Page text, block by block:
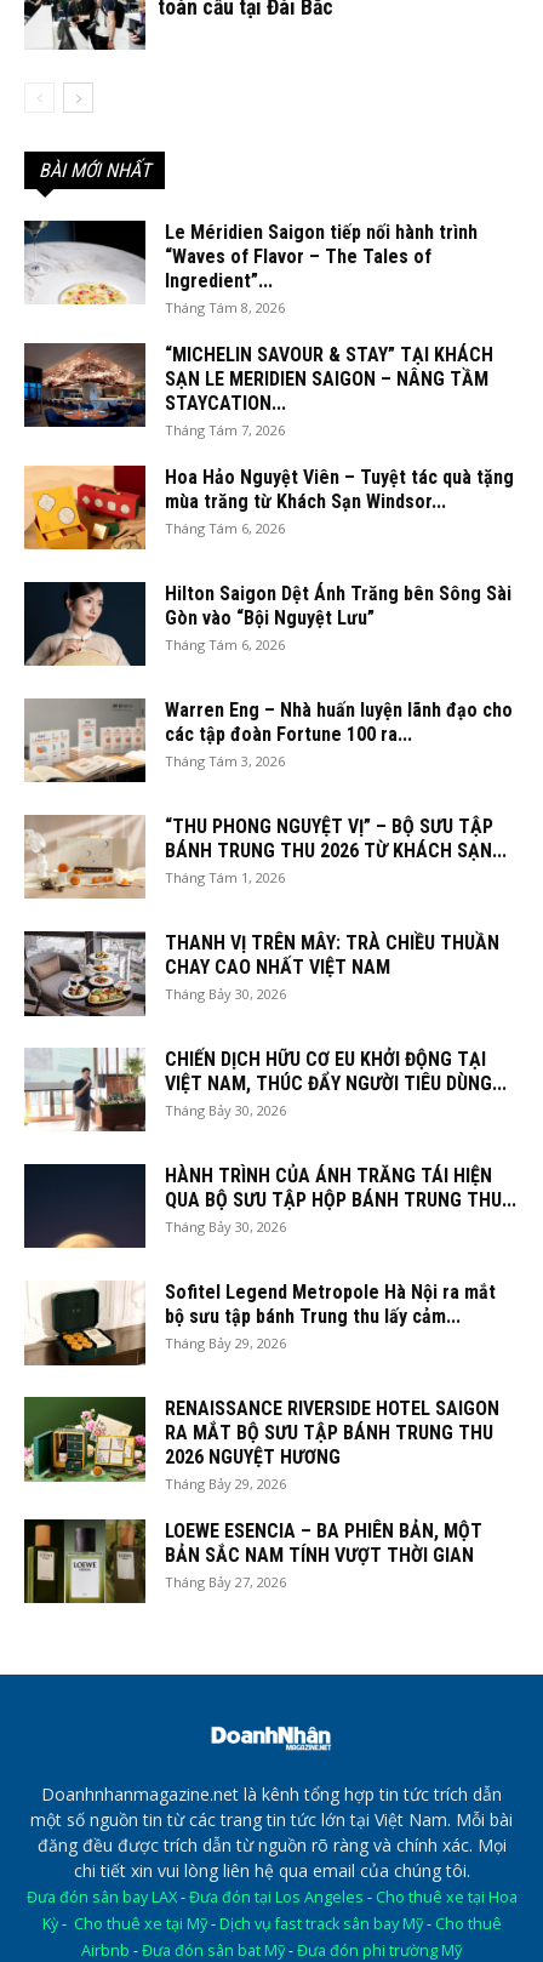
toàn cầu tại Đài Bắc
BÀI MỚI NHẤT
Le Méridien Saigon tiếp nối hành trình
“Waves of Flavor – The Tales of
Ingredient”...
Tháng Tám 8, 2026
“MICHELIN SAVOUR & STAY” TẠI KHÁCH
SẠN LE MERIDIEN SAIGON – NÂNG TẦM
STAYCATION...
Tháng Tám 7, 2026
Hoa Hảo Nguyệt Viên – Tuyệt tác quà tặng
mùa trăng từ Khách Sạn Windsor...
Tháng Tám 6, 2026
Hilton Saigon Dệt Ánh Trăng bên Sông Sài
Gòn vào “Bội Nguyệt Lưu”
Tháng Tám 6, 2026
Warren Eng – Nhà huấn luyện lãnh đạo cho
các tập đoàn Fortune 100 ra...
Tháng Tám 3, 2026
“THU PHONG NGUYỆT VỊ” – BỘ SƯU TẬP
BÁNH TRUNG THU 2026 TỪ KHÁCH SẠN...
Tháng Tám 1, 2026
THANH VỊ TRÊN MÂY: TRÀ CHIỀU THUẦN
CHAY CAO NHẤT VIỆT NAM
Tháng Bảy 30, 2026
CHIẾN DỊCH HỮU CƠ EU KHỞI ĐỘNG TẠI
VIỆT NAM, THÚC ĐẨY NGƯỜI TIÊU DÙNG...
Tháng Bảy 30, 2026
HÀNH TRÌNH CỦA ÁNH TRĂNG TÁI HIỆN
QUA BỘ SƯU TẬP HỘP BÁNH TRUNG THU...
Tháng Bảy 30, 2026
Sofitel Legend Metropole Hà Nội ra mắt
bộ sưu tập bánh Trung thu lấy cảm...
Tháng Bảy 29, 2026
RENAISSANCE RIVERSIDE HOTEL SAIGON
RA MẮT BỘ SƯU TẬP BÁNH TRUNG THU
2026 NGUYỆT HƯƠNG
Tháng Bảy 29, 2026
LOEWE ESENCIA – BA PHIÊN BẢN, MỘT
BẢN SẮC NAM TÍNH VƯỢT THỜI GIAN
Tháng Bảy 27, 2026
Doanhnhanmagazine.net là kênh tổng hợp tin tức trích dẫn
một số nguồn tin từ các trang tin tức lớn tại Việt Nam. Mỗi bài
đăng đều được trích dẫn từ nguồn rõ ràng và chính xác. Mọi
chi tiết xin vui lòng liên hệ qua email của chúng tôi.
Đưa đón sân bay LAX-Đưa đón tại Los Angeles - Cho thuê xe tại Hoa
Kỳ- Cho thuê xe tại Mỹ- Dịch vụ fast track sân bay Mỹ- Cho thuê
Airbnb -Đưa đón sân bat Mỹ-Đưa đón phi trường Mỹ